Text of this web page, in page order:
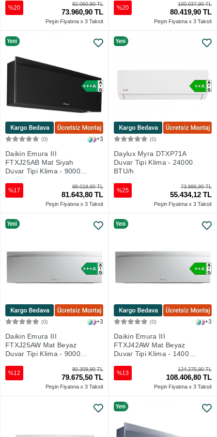
92.060,90 TL
73.960,90 TL
%20
Peşin Fiyatına x 3 Taksit
100.037,90 TL
80.419,90 TL
%20
Peşin Fiyatına x 3 Taksit
(0) +3
Daikin Emura III
FTXJ25AB Mat Siyah
Duvar Tipi Klima - 9000
98.019,90 TL
81.643,80 TL
%17
Peşin Fiyatına x 3 Taksit
(0)
Daylux Myra DTXP71A
Duvar Tipi Klima - 24000
BTU/h
73.986,90 TL
55.434,12 TL
%25
Peşin Fiyatına x 3 Taksit
(0) +3
Daikin Emura III
FTXJ25AW Mat Beyaz
Duvar Tipi Klima - 9000
90.309,90 TL
79.675,50 TL
%12
Peşin Fiyatına x 3 Taksit
(0) +3
Daikin Emura III
FTXJ42AW Mat Beyaz
Duvar Tipi Klima - 14000
124.275,90 TL
108.406,80 TL
%13
Peşin Fiyatına x 3 Taksit